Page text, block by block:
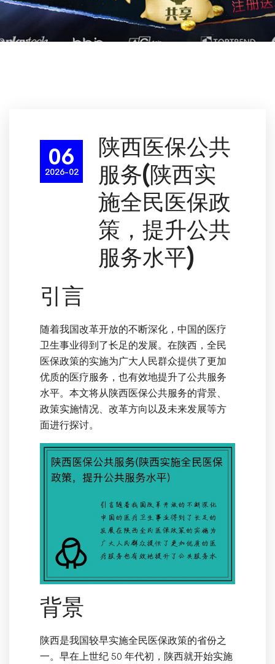
06
2026-02
陕西医保公共
服务(陕西实
施全民医保政
策，提升公共
服务水平)
引言
随着我国改革开放的不断深化，中国的医疗
卫生事业得到了长足的发展。在陕西，全民
医保政策的实施为广大人民群众提供了更加
优质的医疗服务，也有效地提升了公共服务
水平。本文将从陕西医保公共服务的背景、
政策实施情况、改革方向以及未来发展等方
面进行探讨。
背景
陕西是我国较早实施全民医保政策的省份之
一。早在上世纪 50 年代初，陕西就开始实施